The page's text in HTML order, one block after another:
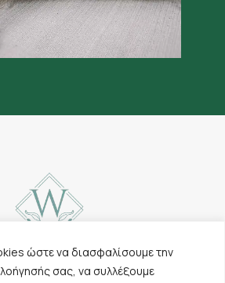
ώστε να διασφαλίσουμε την
σας, να συλλέξουμε
Επικοινωνία